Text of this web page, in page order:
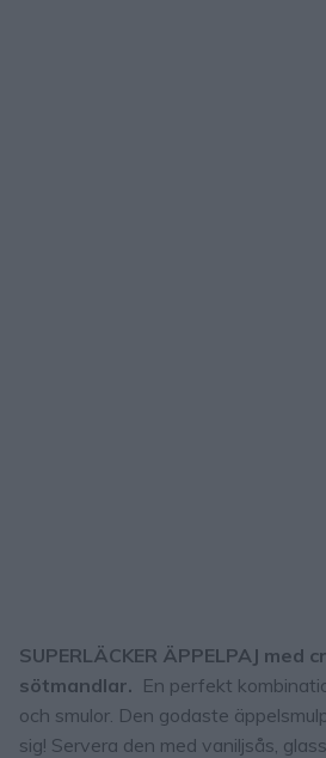
SUPERLÄCKER ÄPPELPAJ med
sötmandlar. En perfekt
och smulor. Den godaste
sig! Servera den med vaniljsås,